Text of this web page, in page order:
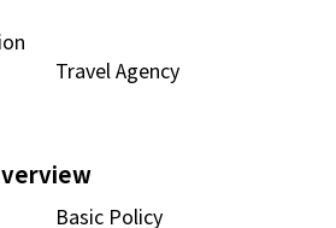
Travel Agency
Basic Policy